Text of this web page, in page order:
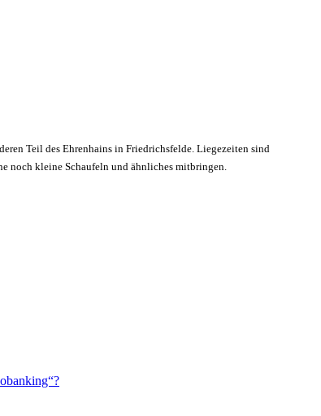
Teil des Ehrenhains in Friedrichsfelde. Liegezeiten sind
noch kleine Schaufeln und ähnliches mitbringen.